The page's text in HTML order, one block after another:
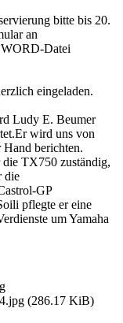
bitte bis 20.
an
WORD-Datei
eingeladen.
Ludy E. Beumer
wird uns von
berichten.
TX750 zuständig,
die
GP
pflegte er eine
um Yamaha
(286.17 KiB)